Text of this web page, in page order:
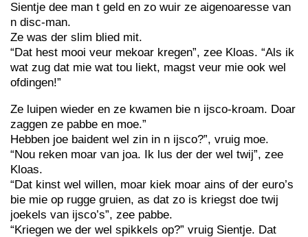
Sientje dee man t geld en zo wuir ze aigenoaresse van
n disc-man.
Ze was der slim blied mit.
“Dat hest mooi veur mekoar kregen”, zee Kloas. “Als ik
wat zug dat mie wat tou liekt, magst veur mie ook wel
ofdingen!”
Ze luipen wieder en ze kwamen bie n ijsco-kroam. Doar
zaggen ze pabbe en moe.”
Hebben joe baident wel zin in n ijsco?”, vruig moe.
“Nou reken moar van joa. Ik lus der der wel twij”, zee
Kloas.
“Dat kinst wel willen, moar kiek moar ains of der euro’s
bie mie op rugge gruien, as dat zo is kriegst doe twij
joekels van ijsco’s”, zee pabbe.
“Kriegen we der wel spikkels op?” vruig Sientje. Dat